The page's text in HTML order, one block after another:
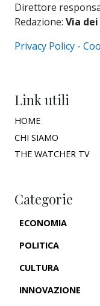
Direttore
Redazione: Via
Privacy Policy -
Link utili
HOME
CHI SIAMO
THE WATCHER TV
Categorie
ECONOMIA
POLITICA
CULTURA
INNOVAZIONE